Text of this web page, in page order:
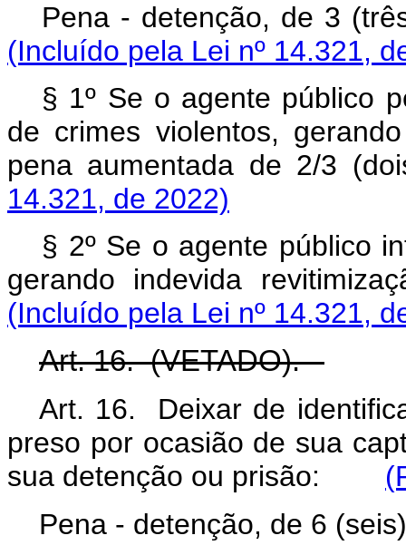
Pena - detenção, de 3
(Incluído pela Lei nº 14.321,
§ 1º Se o agente público
de crimes violentos,
pena aumentada de 2/3
14.321, de 2022)
§ 2º Se o agente público
gerando indevida
(Incluído pela Lei nº 14.321,
Art. 16. (VETADO).
Art. 16. Deixar de
preso por ocasião de sua
sua detenção ou prisão:
Pena - detenção, de 6